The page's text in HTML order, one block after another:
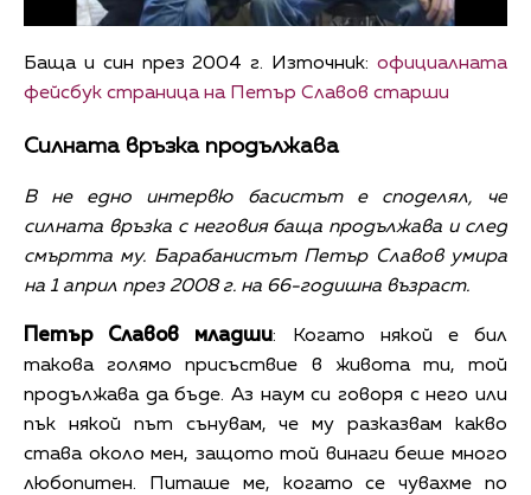
Баща и син през 2004 г. Източник: официалната
фейсбук страница на Петър Славов старши
Силната връзка продължава
В не едно интервю басистът е споделял, че
силната връзка с неговия баща продължава и след
смъртта му. Барабанистът Петър Славов умира
на 1 април през 2008 г. на 66-годишна възраст.
Петър Славов младши: Когато някой е бил
такова голямо присъствие в живота ти, той
продължава да бъде. Аз наум си говоря с него или
пък някой път сънувам, че му разказвам какво
става около мен, защото той винаги беше много
любопитен. Питаше ме, когато се чувахме по